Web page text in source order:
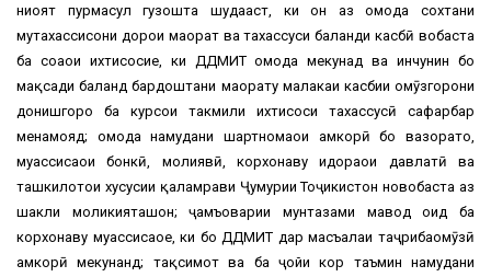
ниҳоят пурмаҳсул гузошта шудааст, ки он аз омода сохтани
мутахассисони дорои маҳорат ва тахассуси баланди касбӣ вобаста
ба соҳаҳои ихтисосие, ки ДДМИТ омода мекунад ва инчунин бо
мақсади баланд бардоштани маҳорату малакаи касбии омӯзгорони
донишгоҳро ба курсҳои такмили ихтисоси тахассусӣ сафарбар
менамояд; омода намудани шартномаҳои ҳамкорӣ бо вазоратҳо,
муассисаҳои бонкӣ, молиявӣ, корхонаву идораҳои давлатӣ ва
ташкилотҳои хусусии қаламрави Ҷумҳурии Тоҷикистон новобаста аз
шакли моликияташон; ҷамъоварии мунтазами мавод оид ба
корхонаву муассисаҳое, ки бо ДДМИТ дар масъалаи таҷрибаомӯзӣ
ҳамкорӣ мекунанд; тақсимот ва ба ҷойи кор таъмин намудани